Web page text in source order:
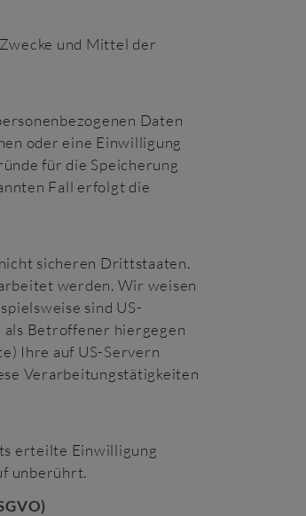
und Mittel der
Daten
oder eine Einwilligung
für die Speicherung
Fall erfolgt die
sicheren Drittstaaten.
werden. Wir weisen
sind US-
als Betroffener hiergegen
Ihre auf US-Servern
Verarbeitungstätigkeiten
erteilte Einwilligung
unberührt.